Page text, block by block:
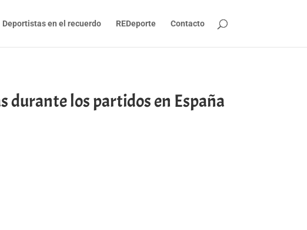
Deportistas en el recuerdo REDeporte Contacto
durante los partidos en España